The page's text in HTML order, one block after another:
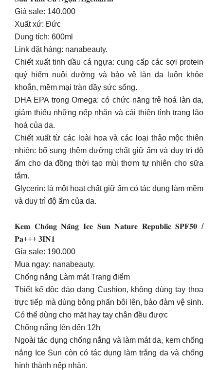
Giá sale: 140.000
Xuất xứ: Đức
Dung tích: 600ml
Link đặt hàng: nanabeauty.
Chiết xuất tinh dầu cá ngựa: cung cấp các sợi protein
quý hiếm nuôi dưỡng và bảo vệ làn da luôn khỏe
khoắn, mềm mại tràn đầy sức sống.
DHA EPA trong Omega: có chức năng trẻ hoá làn da,
giảm thiểu những nếp nhăn và cải thiện tình trạng lão
hoá của da.
Chiết xuất từ các loài hoa và các loại thảo mộc thiên
nhiên: bổ sung thêm dưỡng chất giữ ẩm và duy trì độ
ẩm cho da đồng thời tạo mùi thơm tự nhiên cho sữa
tắm.
Glycerin: là một hoạt chất giữ ẩm có tác dụng làm mềm
và duy trì độ ẩm của da.
𝐊𝐞𝐦 𝐂𝐡𝐨̂́𝐧𝐠 𝐍𝐚̆́𝐧𝐠 𝐈𝐜𝐞 𝐒𝐮𝐧 𝐍𝐚𝐭𝐮𝐫𝐞 𝐑𝐞𝐩𝐮𝐛𝐥𝐢𝐜 𝐒𝐏𝐅𝟓𝟎 /
𝐏𝐚+++ 𝟑𝐈𝐍𝟏
Gía sale: 190.000
Mua ngay: nanabeauty.
Chống nắng Làm mát Trang điểm
Thiết kế độc đáo dạng Cushion, không dùng tay thoa
trực tiếp mà dùng bông phấn bôi lên, bảo đảm vệ sinh.
Có thể dùng cho mặt hay tay chân đều được
Chống nắng lên đến 12h
Ngoài tác dụng chống nắng và làm mát da, kem chống
nắng Ice Sun còn có tác dụng làm trắng da và chống
hình thành nếp nhăn.